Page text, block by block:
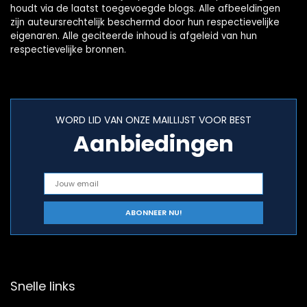
houdt via de laatst toegevoegde blogs. Alle afbeeldingen
zijn auteursrechtelijk beschermd door hun respectievelijke
eigenaren. Alle geciteerde inhoud is afgeleid van hun
respectievelijke bronnen.
WORD LID VAN ONZE MAILLIJST VOOR BEST
Aanbiedingen
Snelle links